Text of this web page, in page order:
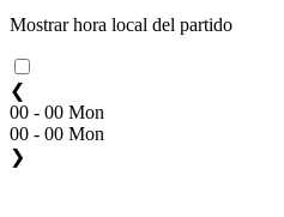
Mostrar hora local del partido
❮
00 - 00 Mon
00 - 00 Mon
❯